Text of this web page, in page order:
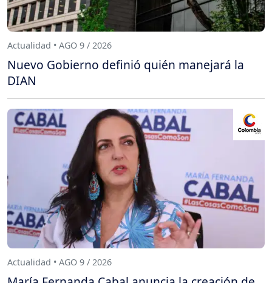
Actualidad • AGO 9 / 2026
Nuevo Gobierno definió quién manejará la
DIAN
Actualidad • AGO 9 / 2026